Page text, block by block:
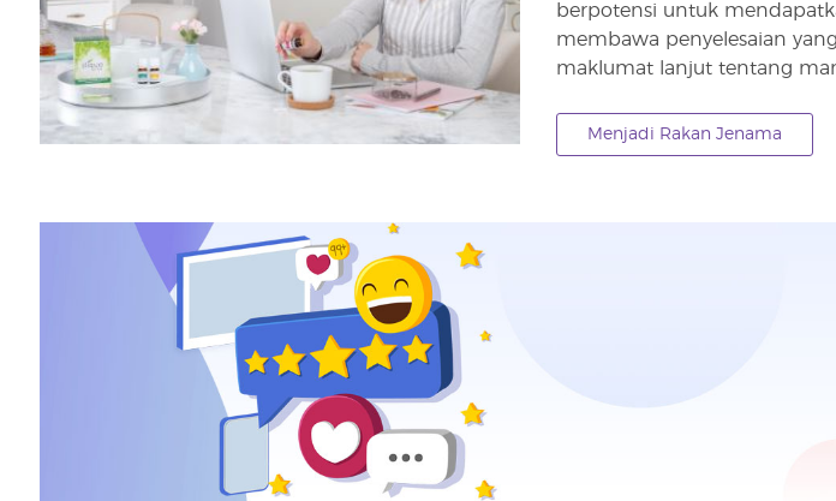
berpotensi untuk
membawa penyelesaian
maklumat lanjut tentang
Menjadi Rakan Jenama